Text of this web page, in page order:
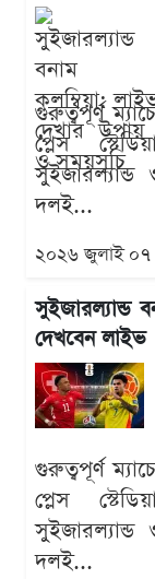
গুরুত্বপূর্ণ
প্লেস
দলই...
২০২৬ জুলাই
সুইজারল্যান্ড
দেখবেন লাইভ
গুরুত্বপূর্ণ
প্লেস
দলই...